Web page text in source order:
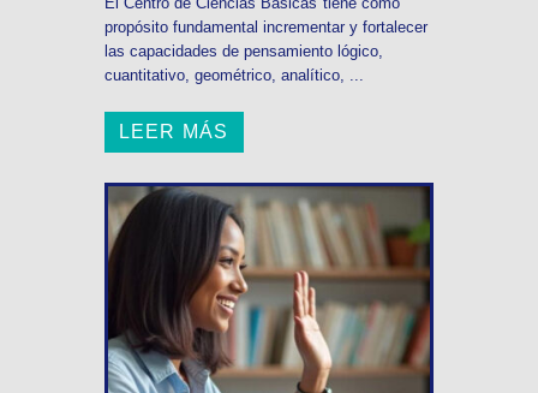
propósito fundamental incrementar y fortalecer
las capacidades de pensamiento lógico,
cuantitativo, geométrico, analítico, ...
LEER MÁS